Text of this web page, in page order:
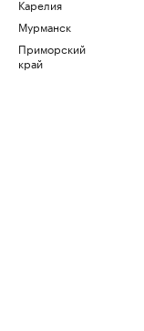
Карелия
Мурманск
Приморский
край